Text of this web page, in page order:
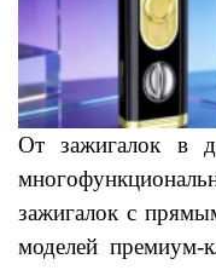
От зажигалок в
зажигалок с
моделей премиум-